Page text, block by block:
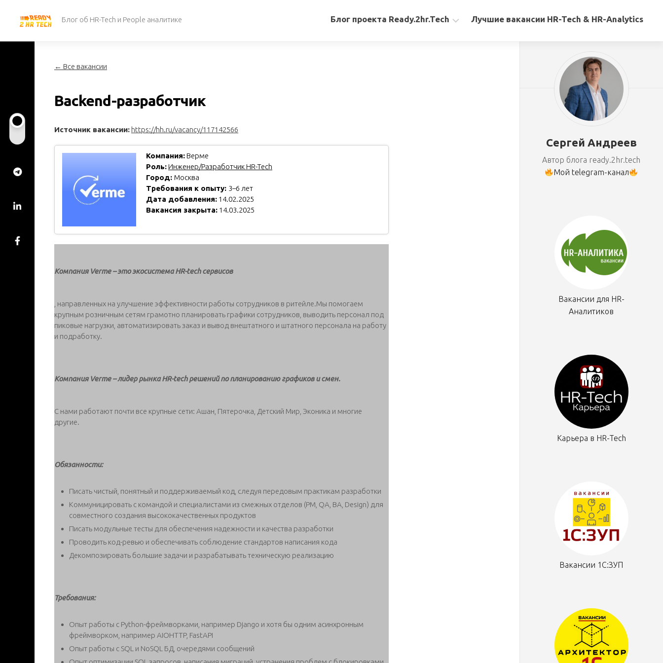
содержанию
Блог об HR-Tech и People аналитике Блог проекта Ready.2hr.Tech Лучшие вакансии HR-Tech & HR-Analytics
← Все вакансии
Backend-разработчик
Источник вакансии: https://hh.ru/vacancy/117142566
Компания:Верме
Роль:Инженер/Разработчик HR-Tech
Город: Москва
Требования к опыту: 3–6 лет
Дата добавления: 14.02.2025
Вакансия закрыта: 14.03.2025
Компания Verme – это экосистема HR-tech сервисов
, направленных на улучшение эффективности работы сотрудников в ритейле.Мы помогаем
крупным розничным сетям грамотно планировать графики сотрудников, выводить персонал под
пиковые нагрузки, автоматизировать заказ и вывод внештатного и штатного персонала на работу
и подработку.
Компания Verme – лидер рынка HR-tech решений по планированию графиков и смен.
С нами работают почти все крупные сети: Ашан, Пятерочка, Детский Мир, Эконика и многие
другие.
Обязанности:
Писать чистый, понятный и поддерживаемый код, следуя передовым практикам разработки
Коммуницировать с командой и специалистами из смежных отделов (PM, QA, BA, Design) для
совместного создания высококачественных продуктов
Писать модульные тесты для обеспечения надежности и качества разработки
Проводить код-ревью и обеспечивать соблюдение стандартов написания кода
Декомпозировать большие задачи и разрабатывать техническую реализацию
Требования:
Опыт работы с Python-фреймворками, например Django и хотя бы одним асинхронным
фреймворком, например AIOHTTP, FastAPI
Опыт работы с SQL и NoSQL БД, очередями сообщений
Сергей Андреев
Автор блога ready.2hr.tech
Мой telegram-канал
Вакансии для HR-
Аналитиков
Карьера в HR-Tech
Вакансии 1С:ЗУП